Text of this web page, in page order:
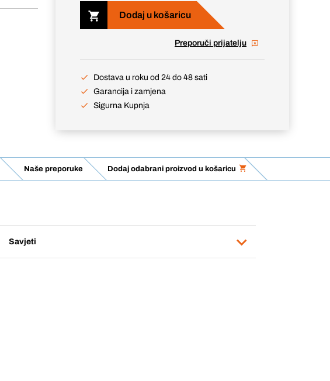
Dodaj u košaricu
Preporuči prijatelju
Dostava u roku od 24 do 48 sati
Garancija i zamjena
Sigurna Kupnja
Naše preporuke Dodaj odabrani proizvod u košaricu
Savjeti